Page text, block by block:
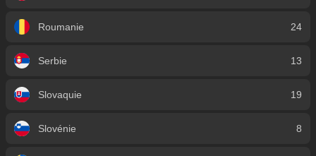
Roumanie 24
Serbie 13
Slovaquie 19
Slovénie 8